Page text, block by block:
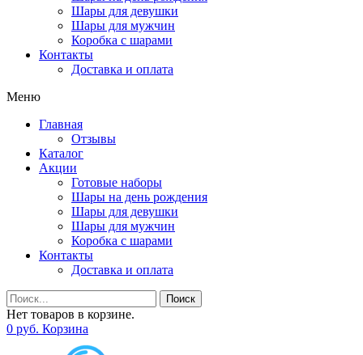
Шары для девушки
Шары для мужчин
Коробка с шарами
Контакты
Доставка и оплата
Меню
Главная
Отзывы
Каталог
Акции
Готовые наборы
Шары на день рождения
Шары для девушки
Шары для мужчин
Коробка с шарами
Контакты
Доставка и оплата
Поиск
Нет товаров в корзине.
0 руб. Корзина